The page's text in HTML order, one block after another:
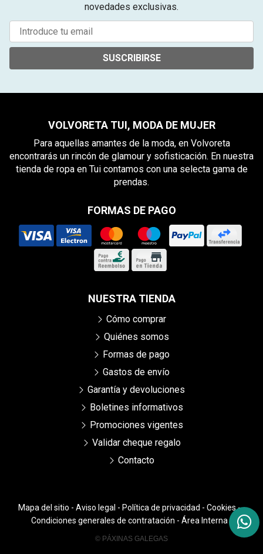
novedades exclusivas.
SUSCRIBIRSE
VOLVORETA TUI, MODA DE MUJER
Para aquellas amantes de la moda, en Volvoreta
encontrarás un rincón de glamour y sofisticación. En nuestra
tienda de ropa en Tui contamos con una selecta gama de
prendas.
FORMAS DE PAGO
NUESTRA TIENDA
Cómo comprar
Quiénes somos
Formas de pago
Gastos de envío
Garantía y devoluciones
Boletines informativos
Promociones vigentes
Validar cheque regalo
Contacto
Mapa del sitio - Aviso legal - Política de privacidad - Cookies-
Condiciones generales de contratación - Área Interna
© PÁXINAS GALEGAS